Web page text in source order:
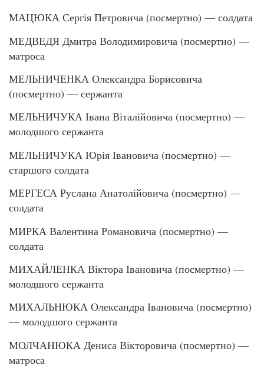
МАЦЮКА Сергія Петровича (посмертно) — солдата
МЕДВЕДЯ Дмитра Володимировича (посмертно) —
матроса
МЕЛЬНИЧЕНКА Олександра Борисовича
(посмертно) — сержанта
МЕЛЬНИЧУКА Івана Віталійовича (посмертно) —
молодшого сержанта
МЕЛЬНИЧУКА Юрія Івановича (посмертно) —
старшого солдата
МЕРГЕСА Руслана Анатолійовича (посмертно) —
солдата
МИРКА Валентина Романовича (посмертно) —
солдата
МИХАЙЛЕНКА Віктора Івановича (посмертно) —
молодшого сержанта
МИХАЛЬНЮКА Олександра Івановича (посмертно)
— молодшого сержанта
МОЛЧАНЮКА Дениса Вікторовича (посмертно) —
матроса